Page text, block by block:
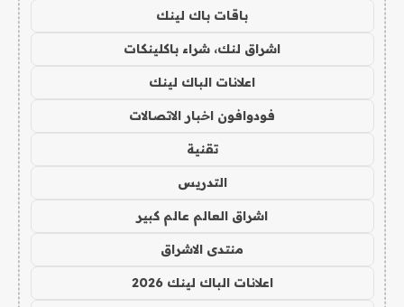
باقات باك لينك
اشراق لنك، شراء باكلينكات
اعلانات الباك لينك
فودوافون اخبار الاتصالات
تقنية
التدريس
اشراق العالم عالم كبير
منتدى الاشراق
اعلانات الباك لينك 2026